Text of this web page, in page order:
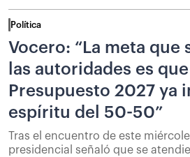
Política
Vocero: “La meta que
las autoridades es que
Presupuesto 2027 ya
espíritu del 50-50”
Tras el encuentro de este
presidencial señaló que se